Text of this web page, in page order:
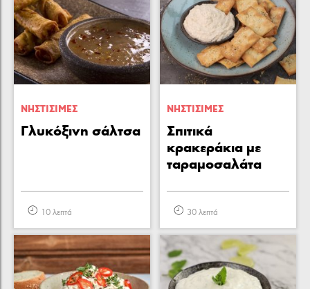
ΝΗΣΤΙΣΙΜΕΣ
Γλυκόξινη σάλτσα
10 λεπτά
ΝΗΣΤΙΣΙΜΕΣ
Σπιτικά
κρακεράκια με
ταραμοσαλάτα
30 λεπτά